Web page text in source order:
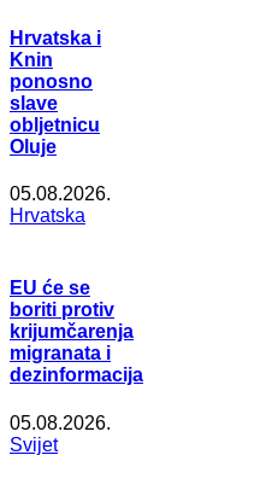
Hrvatska i
Knin
ponosno
slave
obljetnicu
Oluje
05.08.2026.
Hrvatska
EU će se
boriti protiv
krijumčarenja
migranata i
dezinformacija
05.08.2026.
Svijet